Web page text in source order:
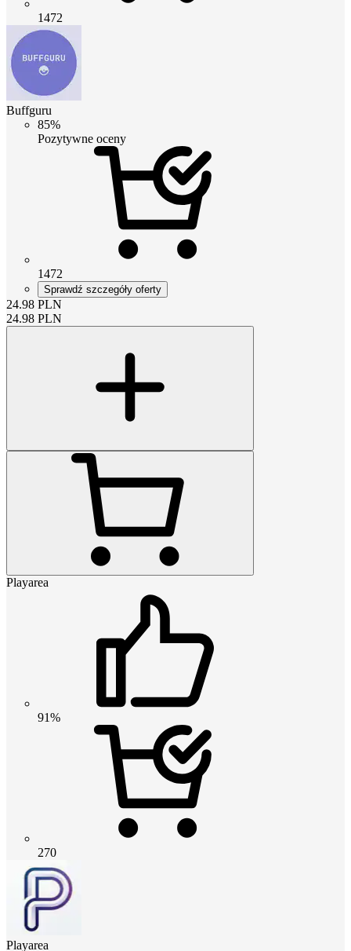
1472
Buffguru
85%
Pozytywne oceny
1472
Sprawdź szczegóły oferty
24.98 PLN
24.98 PLN
Playarea
91%
270
Playarea